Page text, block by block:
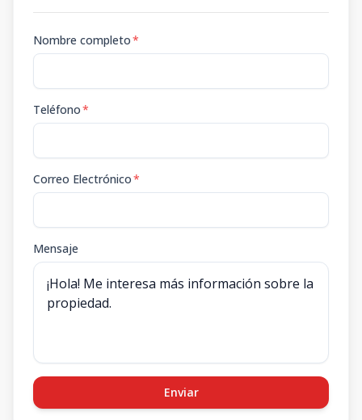
Nombre completo*
Teléfono*
Correo Electrónico*
Mensaje
Enviar